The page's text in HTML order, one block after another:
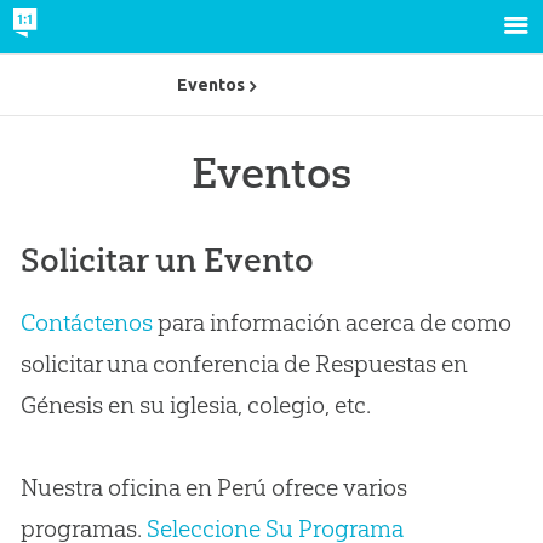
Eventos
Solicitar un Evento
Contáctenospara información acerca de como
solicitar una conferencia de Respuestas en
Génesis en su iglesia, colegio, etc.
Nuestra oficina en Perú ofrece varios
programas. Seleccione Su Programa
Eventos